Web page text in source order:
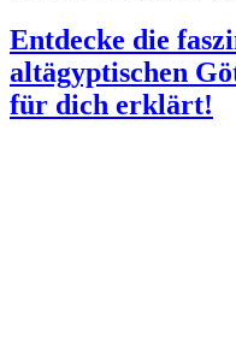
Entdecke die
altägyptischen
für dich erklärt!